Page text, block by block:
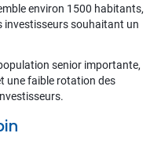
environ 1500 habitants,
investisseurs souhaitant un
senior importante,
une faible rotation des